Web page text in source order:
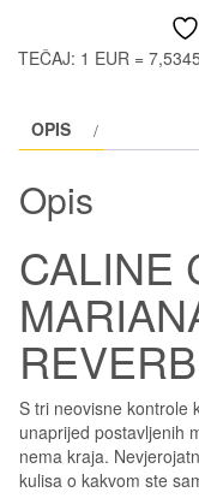
MODULATED
TEČAJ: 1 EUR =
OPIS
Opis
CALINE
REVERB
S tri neovisne kontrole
unaprijed postavljenih
nema kraja.
kulisa o kakvom ste